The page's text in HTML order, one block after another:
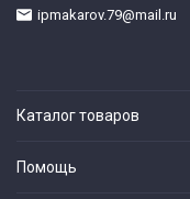
ipmakarov.79@mail.ru
Каталог товаров
Помощь